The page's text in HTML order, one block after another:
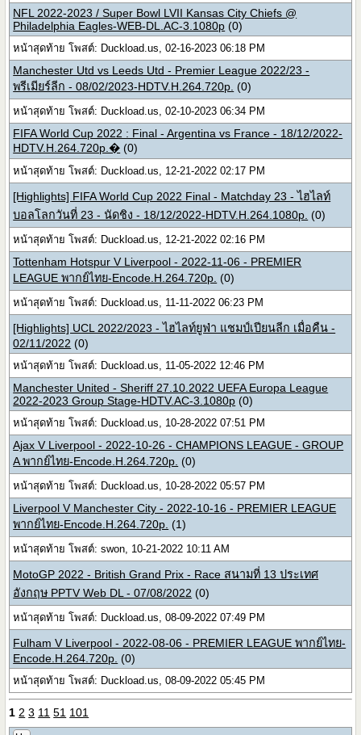
NFL 2022-2023 / Super Bowl LVII Kansas City Chiefs @
Philadelphia Eagles-WEB-DL.AC-3.1080p (0)
หน้าสุดท้าย โพสต์: Duckload.us, 02-16-2023 06:18 PM
Manchester Utd vs Leeds Utd - Premier League 2022/23 -
พรีเมียร์ลีก - 08/02/2023-HDTV.H.264.720p. (0)
หน้าสุดท้าย โพสต์: Duckload.us, 02-10-2023 06:34 PM
FIFA World Cup 2022 : Final - Argentina vs France - 18/12/2022-
HDTV.H.264.720p.� (0)
หน้าสุดท้าย โพสต์: Duckload.us, 12-21-2022 02:17 PM
[Highlights] FIFA World Cup 2022 Final - Matchday 23 - ไฮไลท์
บอลโลกวันที่ 23 - นัดชิง - 18/12/2022-HDTV.H.264.1080p. (0)
หน้าสุดท้าย โพสต์: Duckload.us, 12-21-2022 02:16 PM
Tottenham Hotspur V Liverpool - 2022-11-06 - PREMIER
LEAGUE พากย์ไทย-Encode.H.264.720p. (0)
หน้าสุดท้าย โพสต์: Duckload.us, 11-11-2022 06:23 PM
[Highlights] UCL 2022/2023 - ไฮไลท์ยูฟ่า แชมป์เปียนลีก เมื่อคืน -
02/11/2022 (0)
หน้าสุดท้าย โพสต์: Duckload.us, 11-05-2022 12:46 PM
Manchester United - Sheriff 27.10.2022 UEFA Europa League
2022-2023 Group Stage-HDTV.AC-3.1080p (0)
หน้าสุดท้าย โพสต์: Duckload.us, 10-28-2022 07:51 PM
Ajax V Liverpool - 2022-10-26 - CHAMPIONS LEAGUE - GROUP
A พากย์ไทย-Encode.H.264.720p. (0)
หน้าสุดท้าย โพสต์: Duckload.us, 10-28-2022 05:57 PM
Liverpool V Manchester City - 2022-10-16 - PREMIER LEAGUE
พากย์ไทย-Encode.H.264.720p. (1)
หน้าสุดท้าย โพสต์: swon, 10-21-2022 10:11 AM
MotoGP 2022 - British Grand Prix - Race สนามที่ 13 ประเทศ
อังกฤษ PPTV Web DL - 07/08/2022 (0)
หน้าสุดท้าย โพสต์: Duckload.us, 08-09-2022 07:49 PM
Fulham V Liverpool - 2022-08-06 - PREMIER LEAGUE พากย์ไทย-
Encode.H.264.720p. (0)
หน้าสุดท้าย โพสต์: Duckload.us, 08-09-2022 05:45 PM
1 2 3 11 51 101